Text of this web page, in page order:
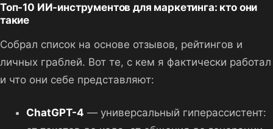
Топ-10 ИИ-инструментов для маркетинга: кто они
такие
Собрал список на основе отзывов, рейтингов и
личных граблей. Вот те, с кем я фактически работал
и что они себе представляют:
ChatGPT-4 — универсальный гиперассистент: